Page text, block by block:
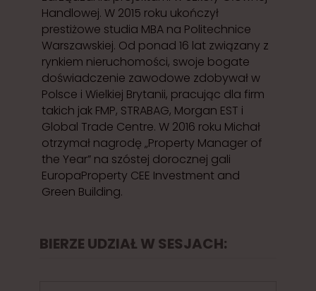
Handlowej. W 2015 roku ukończył
prestiżowe studia MBA na Politechnice
Warszawskiej. Od ponad 16 lat związany z
rynkiem nieruchomości, swoje bogate
doświadczenie zawodowe zdobywał w
Polsce i Wielkiej Brytanii, pracując dla firm
takich jak FMP, STRABAG, Morgan EST i
Global Trade Centre. W 2016 roku Michał
otrzymał nagrodę „Property Manager of
the Year” na szóstej dorocznej gali
EuropaProperty CEE Investment and
Green Building.
BIERZE UDZIAŁ W SESJACH: